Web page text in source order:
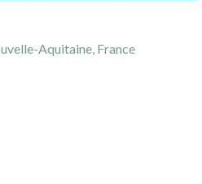
Aquitaine, France